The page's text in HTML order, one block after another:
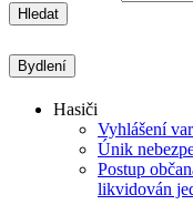
Hledat
Bydlení
Hasiči
Vyhlášení
Únik
Postup
likvidován